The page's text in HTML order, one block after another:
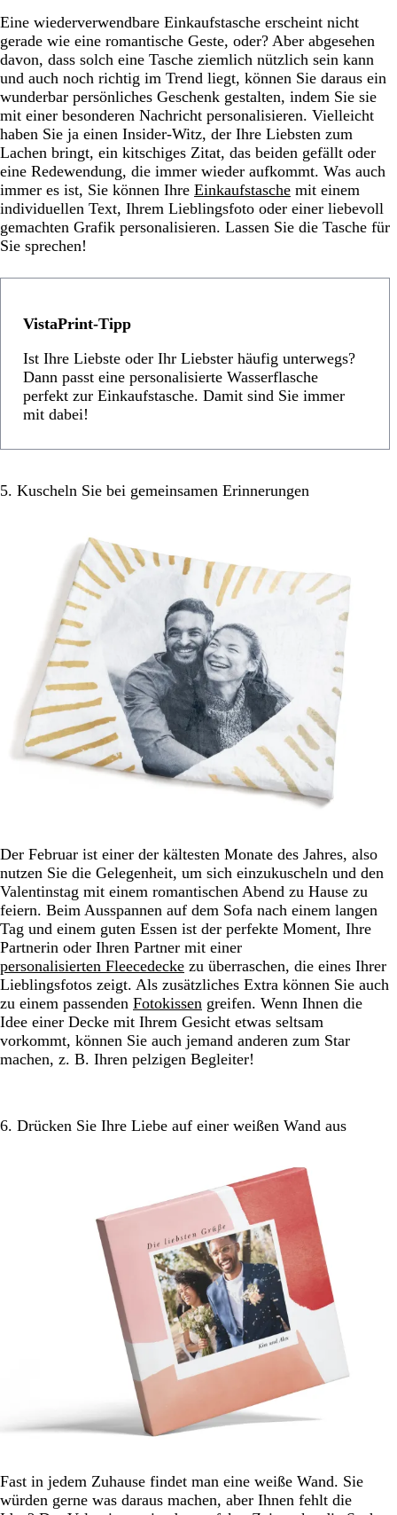
Eine wiederverwendbare Einkaufstasche erscheint nicht
gerade wie eine romantische Geste, oder? Aber abgesehen
davon, dass solch eine Tasche ziemlich nützlich sein kann
und auch noch richtig im Trend liegt, können Sie daraus ein
wunderbar persönliches Geschenk gestalten, indem Sie sie
mit einer besonderen Nachricht personalisieren. Vielleicht
haben Sie ja einen Insider-Witz, der Ihre Liebsten zum
Lachen bringt, ein kitschiges Zitat, das beiden gefällt oder
eine Redewendung, die immer wieder aufkommt. Was auch
immer es ist, Sie können Ihre Einkaufstasche mit einem
individuellen Text, Ihrem Lieblingsfoto oder einer liebevoll
gemachten Grafik personalisieren. Lassen Sie die Tasche für
Sie sprechen!
VistaPrint-Tipp
Ist Ihre Liebste oder Ihr Liebster häufig unterwegs?
Dann passt eine personalisierte Wasserflasche
perfekt zur Einkaufstasche. Damit sind Sie immer
mit dabei!
5. Kuscheln Sie bei gemeinsamen Erinnerungen
Der Februar ist einer der kältesten Monate des Jahres, also
nutzen Sie die Gelegenheit, um sich einzukuscheln und den
Valentinstag mit einem romantischen Abend zu Hause zu
feiern. Beim Ausspannen auf dem Sofa nach einem langen
Tag und einem guten Essen ist der perfekte Moment, Ihre
Partnerin oder Ihren Partner mit einer
personalisierten Fleecedecke zu überraschen, die eines Ihrer
Lieblingsfotos zeigt. Als zusätzliches Extra können Sie auch
zu einem passenden Fotokissen greifen. Wenn Ihnen die
Idee einer Decke mit Ihrem Gesicht etwas seltsam
vorkommt, können Sie auch jemand anderen zum Star
machen, z. B. Ihren pelzigen Begleiter!
6. Drücken Sie Ihre Liebe auf einer weißen Wand aus
Fast in jedem Zuhause findet man eine weiße Wand. Sie
würden gerne was daraus machen, aber Ihnen fehlt die